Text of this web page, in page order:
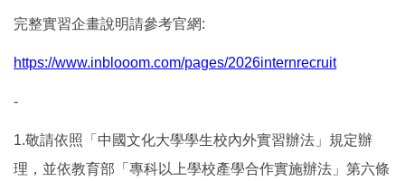
完整實習企畫說明請參考官網:
https://www.inblooom.com/pages/2026internrecruit
-
1.敬請依照「中國文化大學學生校內外實習辦法」規定辦
理，並依教育部「專科以上學校產學合作實施辦法」第六條